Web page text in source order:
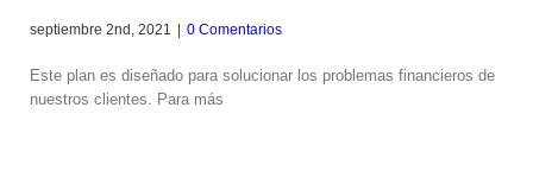
septiembre 2nd, 2021 0 Comentarios
Este plan es diseñado para solucionar los problemas financieros de
nuestros clientes. Para más